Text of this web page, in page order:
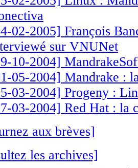
02-2005] François
sur VNUNet
10-2004]
05-2004] Mandrake :
03-2004] Progeny :
03-2004] Red Hat : la
aux brèves]
les archives]